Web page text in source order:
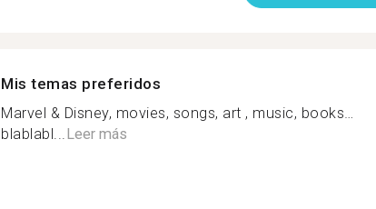
Mis temas preferidos
Marvel & Disney, movies, songs, art , music, books…
blablabl...Leer más